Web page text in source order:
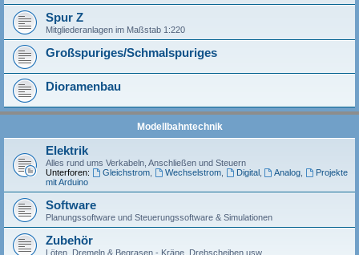
Spur Z
Mitgliederanlagen im Maßstab 1:220
Großspuriges/Schmalspuriges
Dioramenbau
Modellbahntechnik
Elektrik
Alles rund ums Verkabeln, Anschließen und Steuern
Unterforen:
Gleichstrom, Wechselstrom, Digital, Analog
Projekte
mit Arduino
Software
Planungssoftware und Steuerungssoftware & Simulationen
Zubehör
Löten, Dremeln & Begrasen - Kräne, Drehscheiben usw.